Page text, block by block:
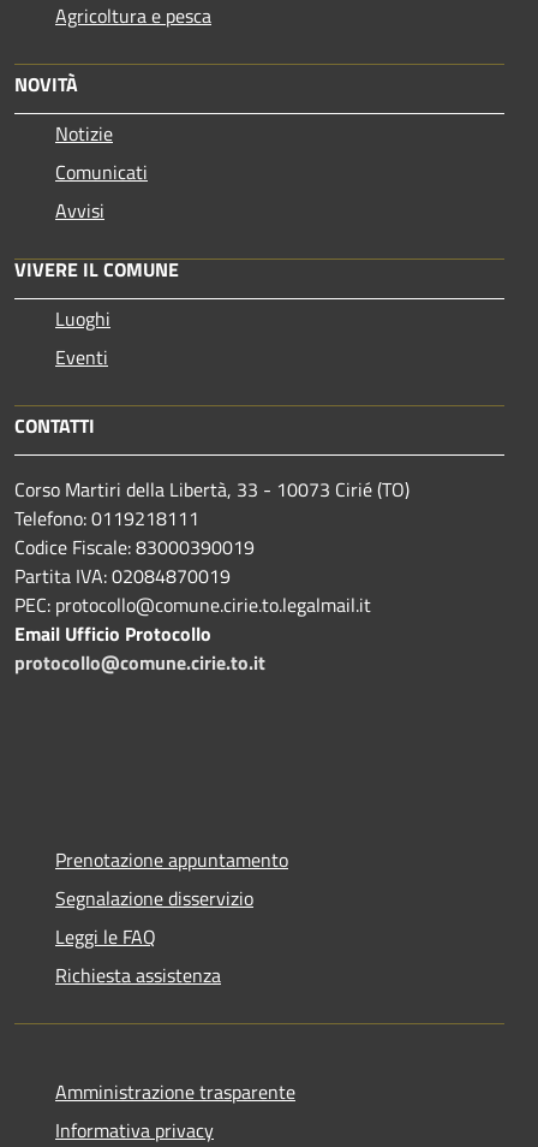
Agricoltura e pesca
NOVITÀ
Notizie
Comunicati
Avvisi
VIVERE IL COMUNE
Luoghi
Eventi
CONTATTI
Corso Martiri della Libertà, 33 - 10073 Cirié (TO)
Telefono: 0119218111
Codice Fiscale: 83000390019
Partita IVA: 02084870019
PEC: protocollo@comune.cirie.to.legalmail.it
Email Ufficio Protocollo
protocollo@comune.cirie.to.it
Prenotazione appuntamento
Segnalazione disservizio
Leggi le FAQ
Richiesta assistenza
Amministrazione trasparente
Informativa privacy